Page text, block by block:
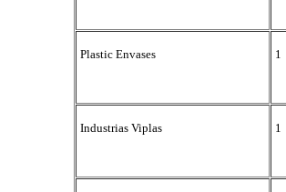
Plastic Envases 1
Industrias Viplas 1